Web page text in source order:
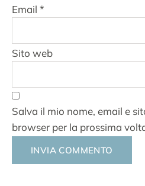
Email *
Sito web
Salva il mio nome, email e
browser per la prossima